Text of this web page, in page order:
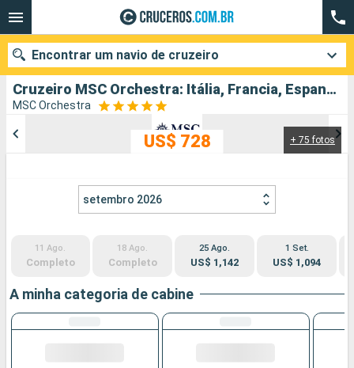
Cruzeiro MSC Orchestra: Itália, Francia, Espanha partindo de Civitavecchia (Roma)
MSC Orchestra
+ 75 fotos
US$ 728
setembro 2026
11 Ago.
Completo
18 Ago.
Completo
25 Ago.
US$ 1,142
1 Set.
US$ 1,094
A minha categoria de cabine
Encontrar um navio de cruzeiro
Companhias
Pesquisar